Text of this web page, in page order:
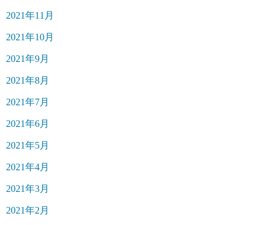
2021年11月
2021年10月
2021年9月
2021年8月
2021年7月
2021年6月
2021年5月
2021年4月
2021年3月
2021年2月